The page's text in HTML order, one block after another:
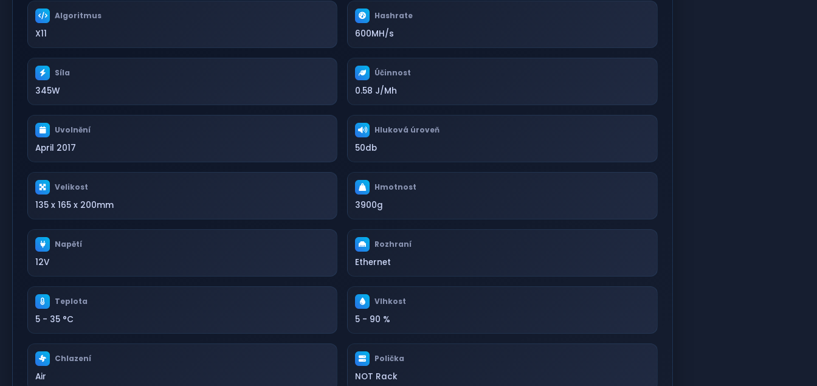
Algoritmus
X11
Hashrate
600MH/s
Síla
345W
Účinnost
0.58 J/Mh
Uvolnění
April 2017
Hluková úroveň
50db
Velikost
135 x 165 x 200mm
Hmotnost
3900g
Napětí
12V
Rozhraní
Ethernet
Teplota
5 - 35 °C
Vlhkost
5 - 90 %
Chlazení
Air
Polička
NOT Rack